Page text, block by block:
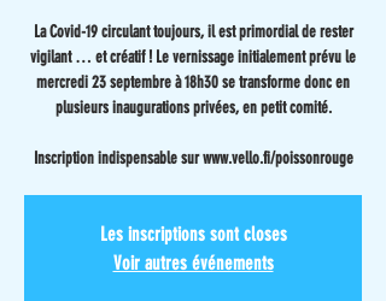
La Covid-19 circulant toujours, il est primordial de rester
vigilant … et créatif ! Le vernissage initialement prévu le
mercredi 23 septembre à 18h30 se transforme donc en
plusieurs inaugurations privées, en petit comité.
Inscription indispensable sur www.vello.fi/poissonrouge
Les inscriptions sont closes
Voir autres événements